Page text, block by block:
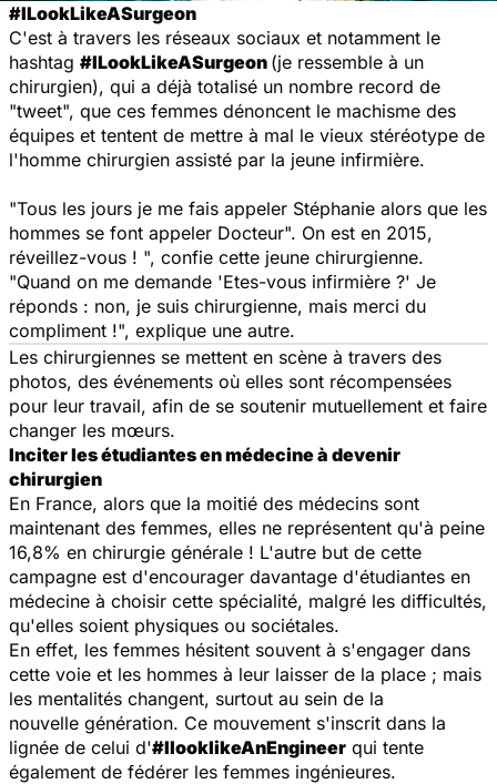
#ILookLikeASurgeon
C'est à travers les réseaux sociaux et notamment le
hashtag #ILookLikeASurgeon (je ressemble à un
chirurgien), qui a déjà totalisé un nombre record de
"tweet", que ces femmes dénoncent le machisme des
équipes et tentent de mettre à mal le vieux stéréotype de
l'homme chirurgien assisté par la jeune infirmière.
"Tous les jours je me fais appeler Stéphanie alors que les
hommes se font appeler Docteur". On est en 2015,
réveillez-vous ! ", confie cette jeune chirurgienne.
"Quand on me demande 'Etes-vous infirmière ?' Je
réponds : non, je suis chirurgienne, mais merci du
compliment !", explique une autre.
Les chirurgiennes se mettent en scène à travers des
photos, des événements où elles sont récompensées
pour leur travail, afin de se soutenir mutuellement et faire
changer les mœurs.
Inciter les étudiantes en médecine à devenir
chirurgien
En France, alors que la moitié des médecins sont
maintenant des femmes, elles ne représentent qu'à peine
16,8% en chirurgie générale ! L'autre but de cette
campagne est d'encourager davantage d'étudiantes en
médecine à choisir cette spécialité, malgré les difficultés,
qu'elles soient physiques ou sociétales.
En effet, les femmes hésitent souvent à s'engager dans
cette voie et les hommes à leur laisser de la place ; mais
les mentalités changent, surtout au sein de la
nouvelle génération. Ce mouvement s'inscrit dans la
lignée de celui d'#IlooklikeAnEngineer qui tente
également de fédérer les femmes ingénieures.